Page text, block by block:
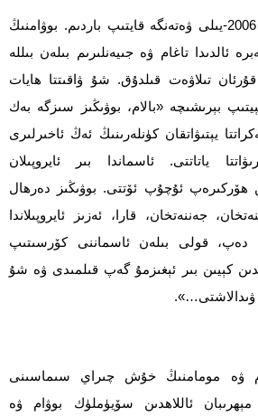
مەن تۈنجى قېتىم يەنى 2006-يىلى ۋەتەنگە قايتىپ باردىم. بوۋامنىڭ
ئالدىدا تاغام ۋە جىيەنلىرىم بىلەن بىللە
تىلاۋەت قىلدۇق. شۇ ۋاقىتتا ھايات
بېرىشىچە «بالام، بوۋىڭىز سىزگە بەك
يېتىۋاتقان كۈنلەرىنىڭ ئەڭ ئاخىرلىرى
ياتاتتى. ئاسماندا بىر ئايروپىلان
ھۆركىرەپ ئۇچۇپ ئۆتتى. بوۋىڭىز دەرھال
جەننەتخان، قارا، ئەزىز ئايروپىلاندا
دەپ، قولى بىلەن ئاسماننى كۆرسىتىپ
كېيىن بىر ئېغىزمۇ گەپ قىلمىدى ۋە شۇ
ۋىدالاشتى…».
ۋە مومامنىڭ خۇش چىراي سىماسىنى
ئاللاھدىن سۆيۈملۈك بوۋام ۋە